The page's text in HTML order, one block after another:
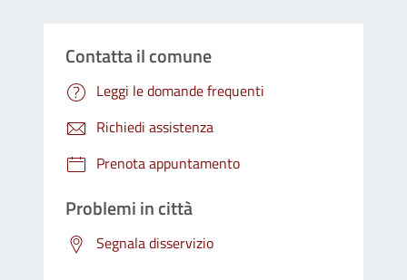
Contatta il comune
Leggi le domande frequenti
Richiedi assistenza
Prenota appuntamento
Problemi in città
Segnala disservizio